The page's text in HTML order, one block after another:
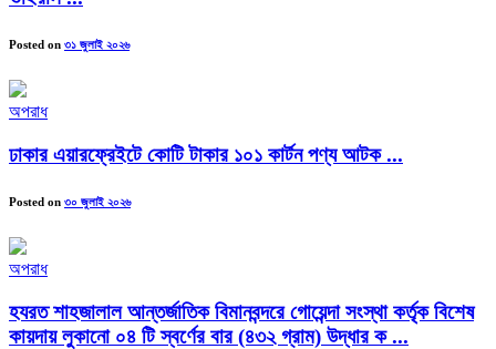
Posted on ৩১ জুলাই ২০২৬
অপরাধ
ঢাকার এয়ারফ্রেইটে কোটি টাকার ১০১ কার্টন পণ্য আটক ...
Posted on ৩০ জুলাই ২০২৬
অপরাধ
হযরত শাহজালাল আন্তর্জাতিক বিমানবন্দরে গোয়েন্দা সংস্থা কর্তৃক বিশেষ
কায়দায় লুকানো ০৪ টি স্বর্ণের বার (৪৩২ গ্রাম) উদ্ধার ক ...